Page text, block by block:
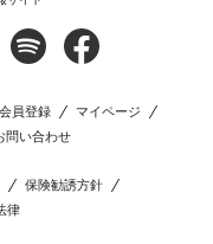
員登録
マイページ
問い合わせ
保険勧誘方針
律